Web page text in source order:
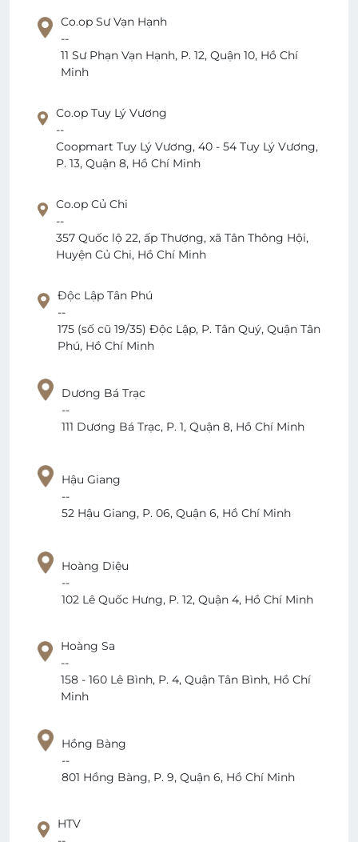
Co.op Sư Vạn Hạnh
--
11 Sư Phạn Vạn Hạnh, P. 12, Quận 10, Hồ Chí
Minh
Co.op Tuy Lý Vương
--
Coopmart Tuy Lý Vương, 40 - 54 Tuy Lý Vương,
P. 13, Quận 8, Hồ Chí Minh
Co.op Củ Chi
--
357 Quốc lộ 22, ấp Thượng, xã Tân Thông Hội,
Huyện Củ Chi, Hồ Chí Minh
Độc Lập Tân Phú
--
175 (số cũ 19/35) Độc Lập, P. Tân Quý, Quận Tân
Phú, Hồ Chí Minh
Dương Bá Trạc
--
111 Dương Bá Trạc, P. 1, Quận 8, Hồ Chí Minh
Hậu Giang
--
52 Hậu Giang, P. 06, Quận 6, Hồ Chí Minh
Hoàng Diệu
--
102 Lê Quốc Hưng, P. 12, Quận 4, Hồ Chí Minh
Hoàng Sa
--
158 - 160 Lê Bình, P. 4, Quận Tân Bình, Hồ Chí
Minh
Hồng Bàng
--
801 Hồng Bàng, P. 9, Quận 6, Hồ Chí Minh
HTV